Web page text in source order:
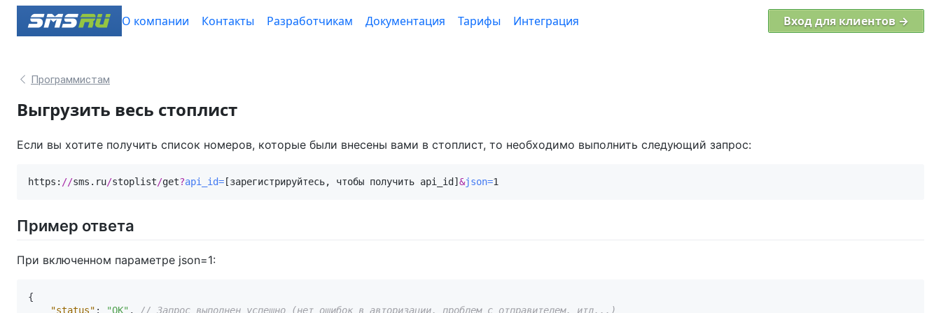
О компании Контакты Разработчикам Документация Тарифы Интеграция Вход для клиентов →
Программистам
Выгрузить весь стоплист
Если вы хотите получить список номеров, которые были внесены вами в стоплист, то необходимо выполнить следующий запрос:
https: //sms.ru/stoplist/get?api_id= [зарегистрируйтесь, чтобы получить api_id] &json=1
Пример ответа
При включенном параметре json=1:
{
"status" : "OK" , // Запрос выполнен успешно (нет ошибок в авторизации, проблем с отправителем, итд...)